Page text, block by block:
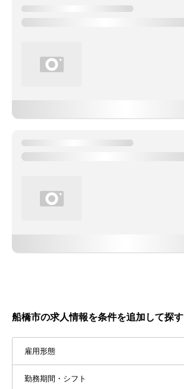
船橋市の求人情報を条件を追加して探す
雇用形態
勤務期間・シフト